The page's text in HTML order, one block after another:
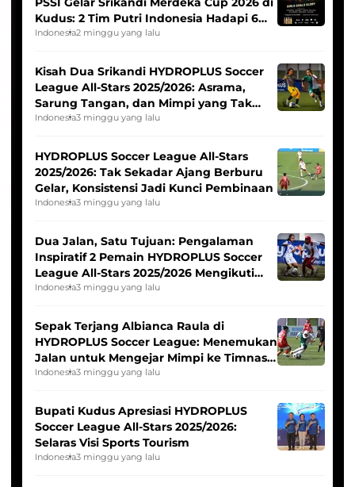
Kudus: 2 Tim Putri Indonesia Hadapi 6
Tim Asia
Indonesia2 minggu yang lalu
Kisah Dua Srikandi HYDROPLUS Soccer
League All-Stars 2025/2026: Asrama,
Sarung Tangan, dan Mimpi yang Tak
Pernah Padam
Indonesia3 minggu yang lalu
HYDROPLUS Soccer League All-Stars
2025/2026: Tak Sekadar Ajang Berburu
Gelar, Konsistensi Jadi Kunci Pembinaan
Indonesia3 minggu yang lalu
Dua Jalan, Satu Tujuan: Pengalaman
Inspiratif 2 Pemain HYDROPLUS Soccer
League All-Stars 2025/2026 Mengikuti
Seleksi Timnas Indonesia Putri
Indonesia3 minggu yang lalu
Sepak Terjang Albianca Raula di
HYDROPLUS Soccer League: Menemukan
Jalan untuk Mengejar Mimpi ke Timnas
Indonesia Putri
Indonesia3 minggu yang lalu
Bupati Kudus Apresiasi HYDROPLUS
Soccer League All-Stars 2025/2026:
Selaras Visi Sports Tourism
Indonesia3 minggu yang lalu